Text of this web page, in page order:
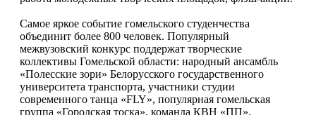
Самое яркое событие гомельского студенчества
объединит более 800 человек. Популярный
межвузовский конкурс поддержат творческие
коллективы Гомельской области: народный ансамбль
«Полесские зори» Белорусского государственного
университета транспорта, участники студии
современного танца «FLY», популярная гомельская
группа «Городская тоска», команда КВН «ПП».